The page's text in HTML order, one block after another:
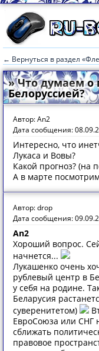
← Вернуться в раздел
» Что думаем о
Белоруссией?
Автор: An2
Дата сообщения:
Интересно, что
Лукаса и Вовы?
Какой прогноз? (на
А в марте
Автор: drop
Дата сообщения:
An2
Хороший вопрос.
начнется...
Лукашенко очень
рублевый центр в
у себя на родине.
Беларусия
суверенитетом)
ЕвроСоюза или СНГ
сближать
правовое